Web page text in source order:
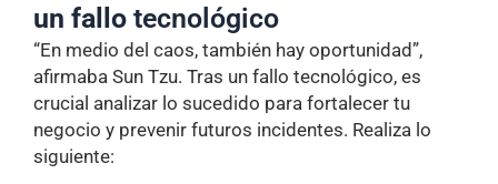
un fallo tecnológico
“En medio del caos, también hay oportunidad”,
afirmaba Sun Tzu. Tras un fallo tecnológico, es
crucial analizar lo sucedido para fortalecer tu
negocio y prevenir futuros incidentes. Realiza lo
siguiente: